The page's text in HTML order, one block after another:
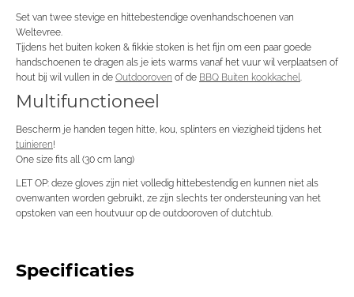
Set van twee stevige en hittebestendige ovenhandschoenen van
Weltevree.
Tijdens het buiten koken & fikkie stoken is het fijn om een paar goede
handschoenen te dragen als je iets warms vanaf het vuur wil verplaatsen of
hout bij wil vullen in de Outdooroven of de BBQ Buiten kookkachel
Multifunctioneel
Bescherm je handen tegen hitte, kou, splinters en viezigheid tijdens het
tuinieren!
One size fits all (30 cm lang)
LET OP: deze gloves zijn niet volledig hittebestendig en kunnen niet als
ovenwanten worden gebruikt, ze zijn slechts ter ondersteuning van het
opstoken van een houtvuur op de outdooroven of dutchtub.
Specificaties